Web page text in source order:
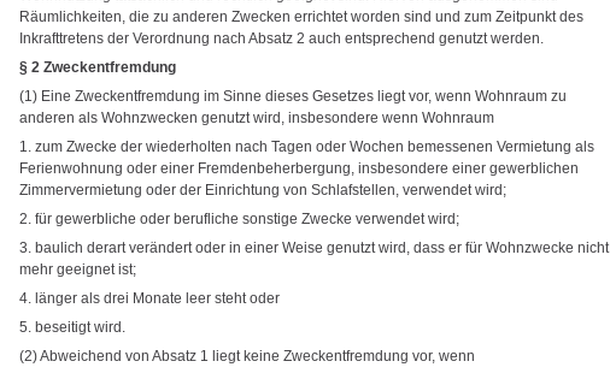
Räumlichkeiten, die zu anderen Zwecken errichtet worden sind und zum Zeitpunkt des
Inkrafttretens der Verordnung nach Absatz 2 auch entsprechend genutzt werden.
§ 2 Zweckentfremdung
(1) Eine Zweckentfremdung im Sinne dieses Gesetzes liegt vor, wenn Wohnraum zu
anderen als Wohnzwecken genutzt wird, insbesondere wenn Wohnraum
1. zum Zwecke der wiederholten nach Tagen oder Wochen bemessenen Vermietung als
Ferienwohnung oder einer Fremdenbeherbergung, insbesondere einer gewerblichen
Zimmervermietung oder der Einrichtung von Schlafstellen, verwendet wird;
2. für gewerbliche oder berufliche sonstige Zwecke verwendet wird;
3. baulich derart verändert oder in einer Weise genutzt wird, dass er für Wohnzwecke nicht
mehr geeignet ist;
4. länger als drei Monate leer steht oder
5. beseitigt wird.
(2) Abweichend von Absatz 1 liegt keine Zweckentfremdung vor, wenn